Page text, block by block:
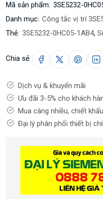
Mã sản phẩm: 3SE5232-
Danh mục: Công tắc vị trí
Thẻ: 3SE5232-0HC05-1AB4,
Chia sẻ:
Dịch vụ & khuyến mãi
Ưu đãi 3-5% cho khách
Mua càng nhiều, chiết
Đại lý phân phối thiết bị